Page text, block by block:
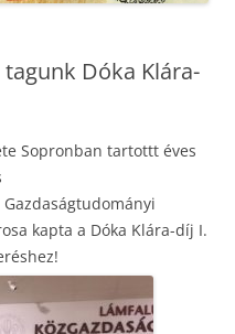
Dóka Klára-
Sopronban tartottt éves
kapta a Dóka Klára-díj I.